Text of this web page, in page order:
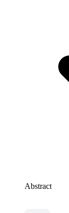
Abstract